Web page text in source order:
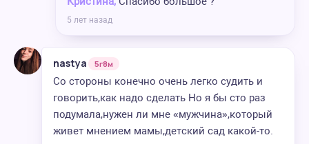
5 лет назад
nastya 5г8м
Со стороны конечно очень легко судить и
говорить,как надо сделать Но я бы сто раз
подумала,нужен ли мне «мужчина»,который
живет мнением мамы,детский сад какой-то.